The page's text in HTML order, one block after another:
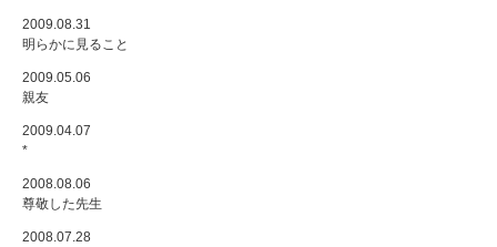
2009.08.31
明らかに見ること
2009.05.06
親友
2009.04.07
*
2008.08.06
尊敬した先生
2008.07.28